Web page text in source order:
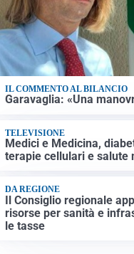
IL COMMENTO AL BILANCIO
Garavaglia: «Una
TELEVISIONE
Medici e Medicina,
terapie cellulari e salute
DA REGIONE
Il Consiglio regionale
risorse per sanità e
le tasse